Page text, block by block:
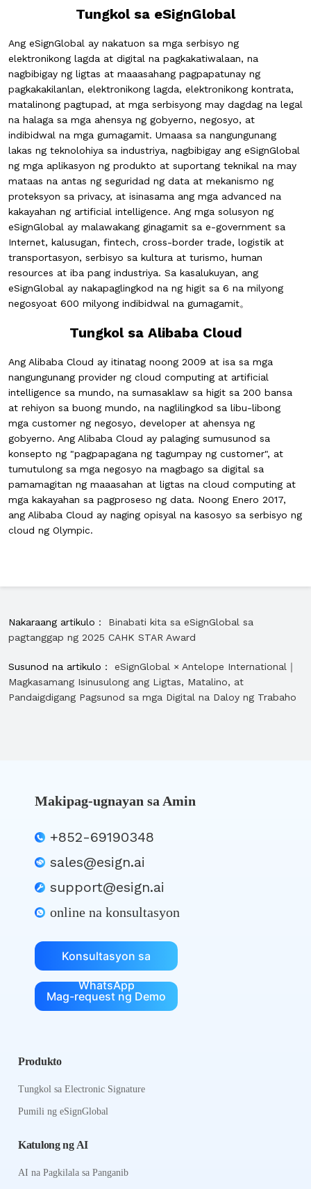
Tungkol sa eSignGlobal
Ang eSignGlobal ay nakatuon sa mga serbisyo ng
elektronikong lagda at digital na pagkakatiwalaan, na
nagbibigay ng ligtas at maaasahang pagpapatunay ng
pagkakakilanlan, elektronikong lagda, elektronikong kontrata,
matalinong pagtupad, at mga serbisyong may dagdag na legal
na halaga sa mga ahensya ng gobyerno, negosyo, at
indibidwal na mga gumagamit. Umaasa sa nangungunang
lakas ng teknolohiya sa industriya, nagbibigay ang eSignGlobal
ng mga aplikasyon ng produkto at suportang teknikal na may
mataas na antas ng seguridad ng data at mekanismo ng
proteksyon sa privacy, at isinasama ang mga advanced na
kakayahan ng artificial intelligence. Ang mga solusyon ng
eSignGlobal ay malawakang ginagamit sa e-government sa
Internet, kalusugan, fintech, cross-border trade, logistik at
transportasyon, serbisyo sa kultura at turismo, human
resources at iba pang industriya. Sa kasalukuyan, ang
eSignGlobal ay nakapaglingkod na ng higit sa 6 na milyong
negosyoat 600 milyong indibidwal na gumagamit。
Tungkol sa Alibaba Cloud
Ang Alibaba Cloud ay itinatag noong 2009 at isa sa mga
nangungunang provider ng cloud computing at artificial
intelligence sa mundo, na sumasaklaw sa higit sa 200 bansa
at rehiyon sa buong mundo, na naglilingkod sa libu-libong
mga customer ng negosyo, developer at ahensya ng
gobyerno. Ang Alibaba Cloud ay palaging sumusunod sa
konsepto ng "pagpapagana ng tagumpay ng customer", at
tumutulong sa mga negosyo na magbago sa digital sa
pamamagitan ng maaasahan at ligtas na cloud computing at
mga kakayahan sa pagproseso ng data. Noong Enero 2017,
ang Alibaba Cloud ay naging opisyal na kasosyo sa serbisyo ng
cloud ng Olympic.
Nakaraang artikulo： Binabati kita sa eSignGlobal sa
pagtanggap ng 2025 CAHK STAR Award
Susunod na artikulo： eSignGlobal × Antelope International｜
Magkasamang Isinusulong ang Ligtas, Matalino, at
Pandaigdigang Pagsunod sa mga Digital na Daloy ng Trabaho
Makipag-ugnayan sa Amin
+852-69190348
sales@esign.ai
support@esign.ai
online na konsultasyon
Konsultasyon sa
WhatsApp
Mag-request ng Demo
Produkto
Tungkol sa Electronic Signature
Pumili ng eSignGlobal
Katulong ng AI
AI na Pagkilala sa Panganib